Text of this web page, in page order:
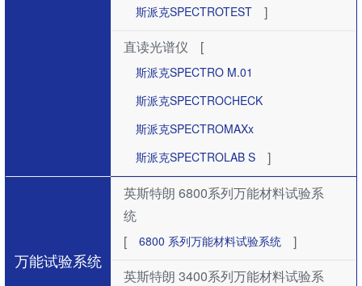
斯派克SPECTROTEST
]
直读光谱仪
[
斯派克SPECTRO M.01
斯派克SPECTROCHECK
斯派克SPECTROMAXx
斯派克SPECTROLAB S
]
万能试验系统
英斯特朗 6800系列万能材料试验系
统
[
6800 系列万能材料试验系统
]
英斯特朗 3400系列万能材料试验系